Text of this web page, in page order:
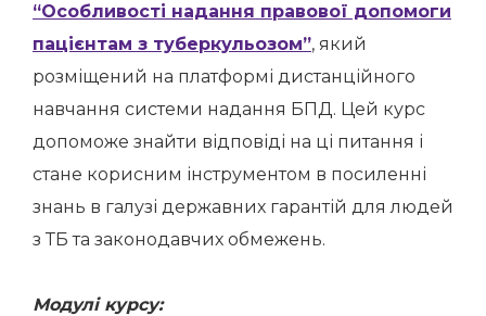
“Особливості надання правової допомоги
пацієнтам з туберкульозом”, який
розміщений на платформі дистанційного
навчання системи надання БПД. Цей курс
допоможе знайти відповіді на ці питання і
стане корисним інструментом в посиленні
знань в галузі державних гарантій для людей
з ТБ та законодавчих обмежень.
Модулі курсу: